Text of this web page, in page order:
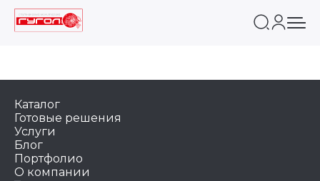
Каталог
Готовые решения
Услуги
Блог
Портфолио
О компании